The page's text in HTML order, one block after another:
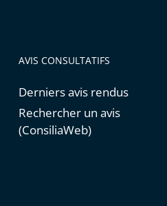
AVIS CONSULTATIFS
Derniers avis rendus
Rechercher un avis
(ConsiliaWeb)